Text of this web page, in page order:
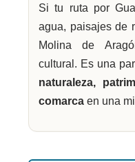
Si tu ruta por
agua, paisajes de
Molina de
cultural. Es una
naturaleza,
comarca en una